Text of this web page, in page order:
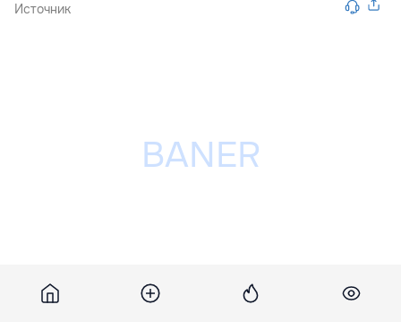
Источник
Разместить рекламу на сайте